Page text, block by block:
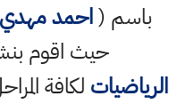
باسم (احمد مهدي
حيث اقوم
الرياضيات لكافة